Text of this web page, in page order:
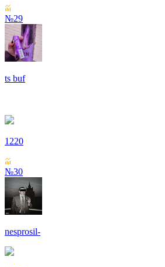
№29
ts buf
1220
№30
nesprosil-